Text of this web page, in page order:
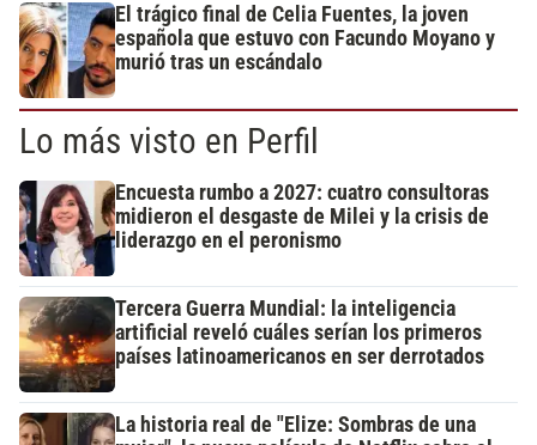
El trágico final de Celia Fuentes, la joven
española que estuvo con Facundo Moyano y
murió tras un escándalo
Lo más visto en Perfil
Encuesta rumbo a 2027: cuatro consultoras
midieron el desgaste de Milei y la crisis de
liderazgo en el peronismo
Tercera Guerra Mundial: la inteligencia
artificial reveló cuáles serían los primeros
países latinoamericanos en ser derrotados
La historia real de "Elize: Sombras de una